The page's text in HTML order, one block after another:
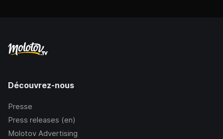
Découvrez-nous
Presse
Press releases (en)
Molotov Advertising